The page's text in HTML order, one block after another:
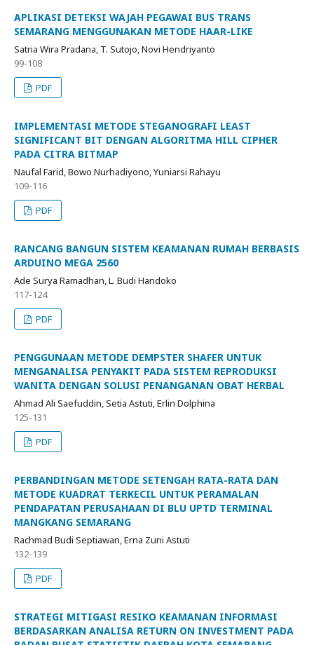
APLIKASI DETEKSI WAJAH PEGAWAI BUS TRANS
SEMARANG MENGGUNAKAN METODE HAAR-LIKE
Satria Wira Pradana, T. Sutojo, Novi Hendriyanto
99-108
PDF
IMPLEMENTASI METODE STEGANOGRAFI LEAST
SIGNIFICANT BIT DENGAN ALGORITMA HILL CIPHER
PADA CITRA BITMAP
Naufal Farid, Bowo Nurhadiyono, Yuniarsi Rahayu
109-116
PDF
RANCANG BANGUN SISTEM KEAMANAN RUMAH BERBASIS
ARDUINO MEGA 2560
Ade Surya Ramadhan, L. Budi Handoko
117-124
PDF
PENGGUNAAN METODE DEMPSTER SHAFER UNTUK
MENGANALISA PENYAKIT PADA SISTEM REPRODUKSI
WANITA DENGAN SOLUSI PENANGANAN OBAT HERBAL
Ahmad Ali Saefuddin, Setia Astuti, Erlin Dolphina
125-131
PDF
PERBANDINGAN METODE SETENGAH RATA-RATA DAN
METODE KUADRAT TERKECIL UNTUK PERAMALAN
PENDAPATAN PERUSAHAAN DI BLU UPTD TERMINAL
MANGKANG SEMARANG
Rachmad Budi Septiawan, Erna Zuni Astuti
132-139
PDF
STRATEGI MITIGASI RESIKO KEAMANAN INFORMASI
BERDASARKAN ANALISA RETURN ON INVESTMENT PADA